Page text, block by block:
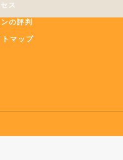
ス
の評判
トマップ